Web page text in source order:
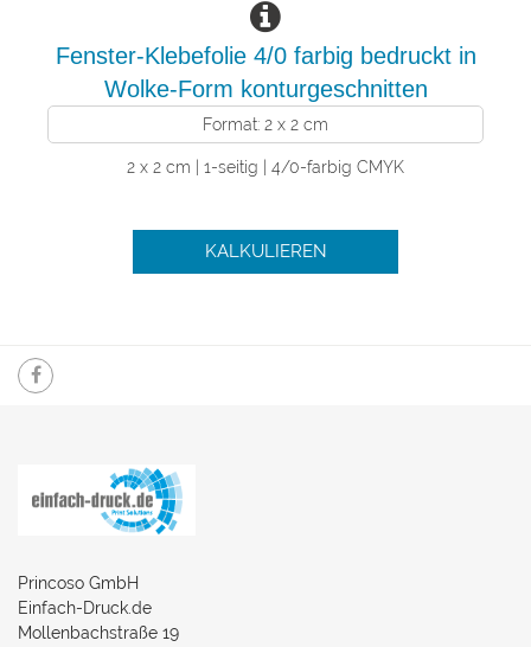
Fenster-Klebefolie 4/0 farbig bedruckt in
Wolke-Form konturgeschnitten
Format: 2 x 2 cm
2 x 2 cm | 1-seitig | 4/0-farbig CMYK
KALKULIEREN
Princoso GmbH
Einfach-Druck.de
Mollenbachstraße 19